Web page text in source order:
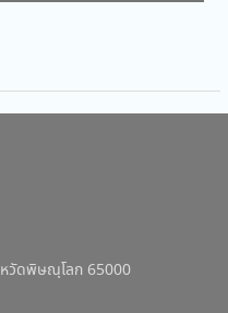
หวัดพิษณุโลก 65000